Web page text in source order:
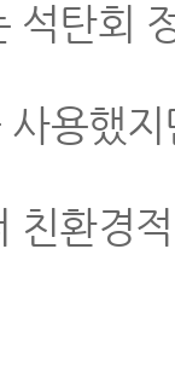
석탄회
용했
친환경